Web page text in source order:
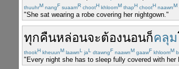
thuuhrM nangF suaamR chootH khloomM thapH chootH naawnM
"She sat wearing a robe covering her nightgown."
ทุกคืนหล่อนจะต้องนอนก็คลุม
thookH kheuunM laawnL jaL dtawngF naawnM gaawF khloomM
"Every night she has to sleep fully covered with her